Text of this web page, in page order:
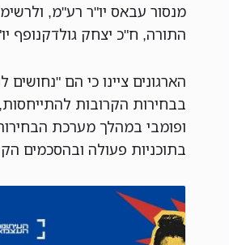
מנסור עבאס יו"ר רע"מ,
התורה, ח"כ יצחק גולדקנופף
הארגונים ציינו כי הם
בבחירות הקרובות
ופומבי במהלך מערכת
בתוכניות פעולה ובהסכמים